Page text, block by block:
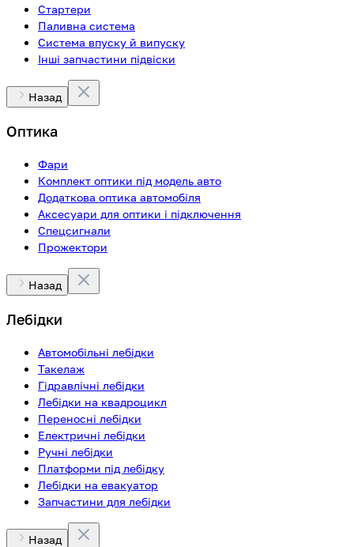
Стартери
Паливна система
Система впуску й випуску
Інші запчастини підвіски
Назад
Оптика
Фари
Комплект оптики під модель авто
Додаткова оптика автомобіля
Аксесуари для оптики і підключення
Спецсигнали
Прожектори
Назад
Лебідки
Автомобільні лебідки
Такелаж
Гідравлічні лебідки
Лебідки на квадроцикл
Переносні лебідки
Електричні лебідки
Ручні лебідки
Платформи під лебідку
Лебідки на евакуатор
Запчастини для лебідки
Назад